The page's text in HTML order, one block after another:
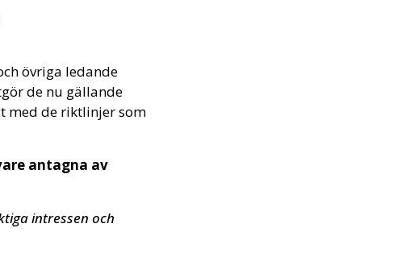
övriga ledande
de nu gällande
med de riktlinjer som
antagna av
intressen och